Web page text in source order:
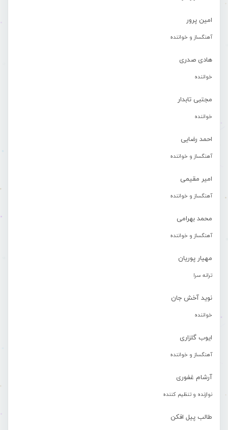
امین پرور
آهنگساز و خواننده
هادی صدری
خواننده
مجتبی تابدار
خواننده
احمد رضایی
آهنگساز و خواننده
امیر مقیمی
آهنگساز و خواننده
محمد بهرامی
آهنگساز و خواننده
مهیار پوریان
ترانه سرا
نوید آخش جان
خواننده
ایوب گلزاری
آهنگساز و خواننده
آرشام غفوری
نوازنده و تنظیم کننده
طالب پیل افکن